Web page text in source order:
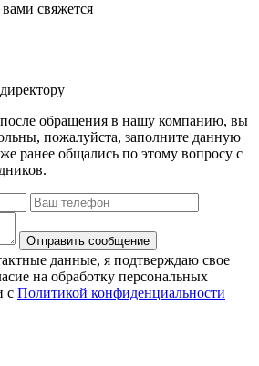
свяжется
обращения в нашу компанию, вы
пожалуйста, заполните данную
ранее общались по этому вопросу с
Отправить сообщение
данные, я подтверждаю свое
на обработку персональных
с Политикой конфиденциальности